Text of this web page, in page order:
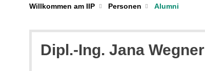
Willkommen am IIP Personen Alumni
Dipl.-Ing. Jana Wegner